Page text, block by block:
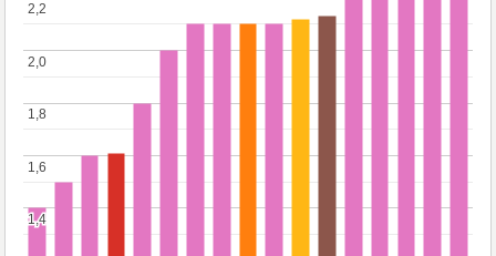
1,4
1,4
1,6
1,6
1,8
1,8
2,0
2,0
2,2
2,2